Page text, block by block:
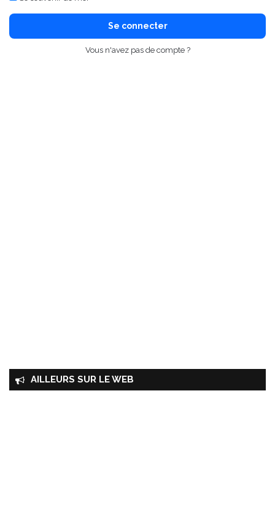
Se connecter
Vous n'avez pas de compte ?
AILLEURS SUR LE WEB